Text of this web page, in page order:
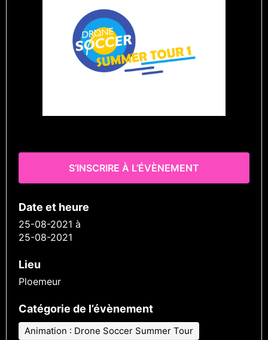
S’INSCRIRE À L’ÉVÈNEMENT
Date et heure
25-08-2021 à
25-08-2021
Lieu
Ploemeur
Catégorie de l’évènement
Animation : Drone Soccer Summer Tour